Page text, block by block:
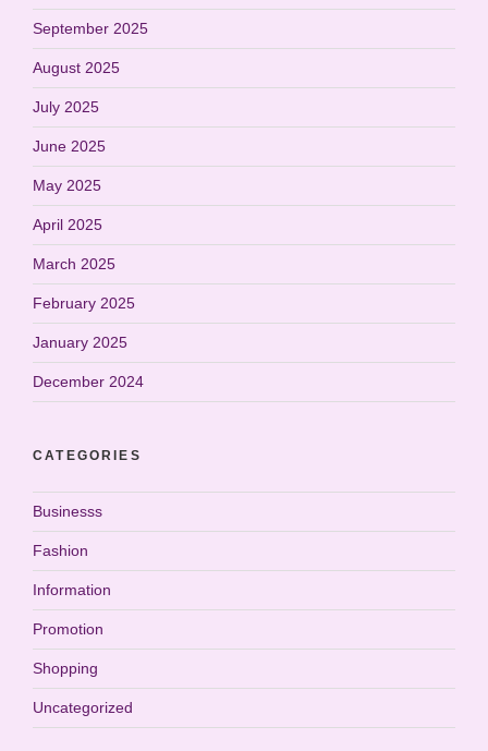
September 2025
August 2025
July 2025
June 2025
May 2025
April 2025
March 2025
February 2025
January 2025
December 2024
CATEGORIES
Businesss
Fashion
Information
Promotion
Shopping
Uncategorized